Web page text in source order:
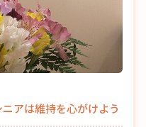
アは維持を心がけよう